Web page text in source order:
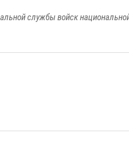
службы войск